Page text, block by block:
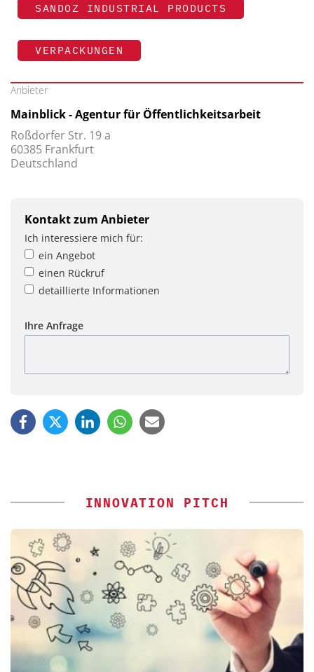
SANDOZ INDUSTRIAL PRODUCTS
VERPACKUNGEN
Anbieter
Mainblick - Agentur für Öffentlichkeitsarbeit
Roßdorfer Str. 19 a
60385 Frankfurt
Deutschland
Kontakt zum Anbieter
Ich interessiere mich für:
ein Angebot
einen Rückruf
detaillierte Informationen
Ihre Anfrage
INNOVATION PITCH